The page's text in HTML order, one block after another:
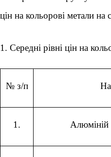
цін на кольорові метали на
1. Середні рівні цін на
№ з/п
1. Алюміній